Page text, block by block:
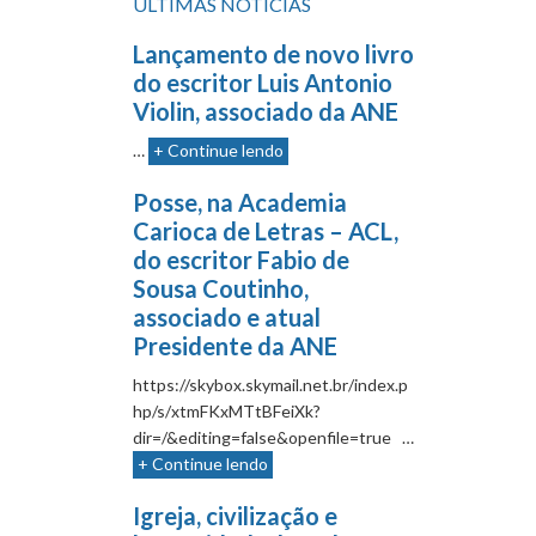
Lançamento de novo livro
do escritor Luis Antonio
Violin, associado da ANE
… + Continue lendo
Posse, na Academia
Carioca de Letras – ACL,
do escritor Fabio de
Sousa Coutinho,
associado e atual
Presidente da ANE
https://skybox.skymail.net.br/index.p
hp/s/xtmFKxMTtBFeiXk?
dir=/&editing=false&openfile=true …
+ Continue lendo
Igreja, civilização e